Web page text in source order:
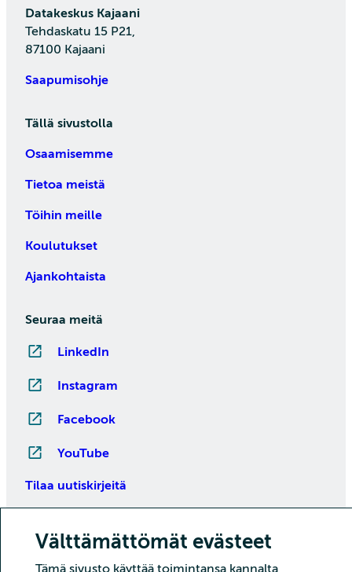
Välttämättömät evästeet
Tämä sivusto käyttää toimintansa kannalta
Datakeskus Kajaani
Tehdaskatu 15 P21,
87100 Kajaani
Saapumisohje
Tällä sivustolla
Osaamisemme
Tietoa meistä
Töihin meille
Koulutukset
Ajankohtaista
Seuraa meitä
LinkedIn
Instagram
Facebook
YouTube
Tilaa uutiskirjeitä